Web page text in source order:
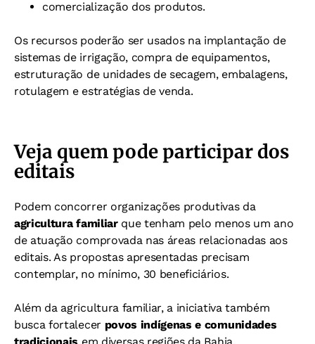
comercialização dos produtos.
Os recursos poderão ser usados na implantação de
sistemas de irrigação, compra de equipamentos,
estruturação de unidades de secagem, embalagens,
rotulagem e estratégias de venda.
Veja quem pode participar dos
editais
Podem concorrer organizações produtivas da
agricultura familiarque tenham pelo menos um ano
de atuação comprovada nas áreas relacionadas aos
editais.As propostas apresentadas precisam
contemplar, no mínimo, 30 beneficiários.
Além da agricultura familiar, a iniciativa também
busca fortalecer povos indígenas e comunidades